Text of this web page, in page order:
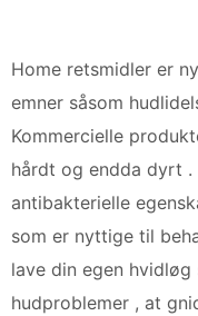
Home retsmidler er
emner såsom
Kommercielle
hårdt og endda dyrt
antibakterielle
som er nyttige til
lave din egen
hudproblemer , at